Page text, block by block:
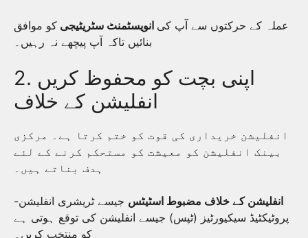
عملہ کے حرکتوں سے آپ کی انویسٹمنٹ سٹریٹیجی کو موافق
بنائیں تاکہ آپ پیچھے نہ رہیں۔
2. اپنی بچت کو محفوظ کریں
انفلیشن کے خلاف
انفلیشن خریداری کی قوت کو ختم کرتا ہے۔ مرکزی
بینک انفلیشن کو معیشت کو مستحکم کرنے کے لئے
ہدف بناتے ہیں۔
انفلیشن کے خلاف مضبوط اسٹیٹس جیسے ٹریشری انفلیشن-
پروٹیکٹیڈ سیکیورٹیز (ٹپس) جیسے انفلیشن کی توقع ہوتی ہے
کو منتخب کریں۔